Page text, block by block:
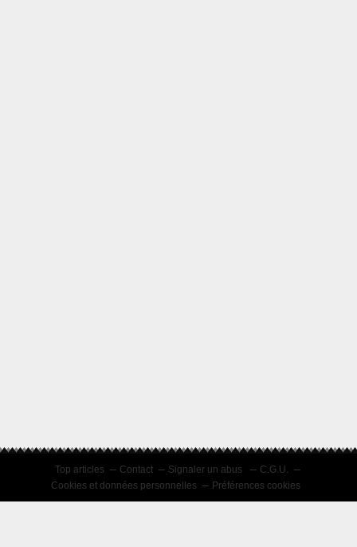
Top articles Contact Signaler un abus
C.G.U.
Cookies et données personnelles
Préférences cookies